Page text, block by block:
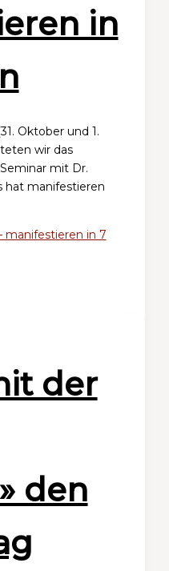
in
Oktober und 1.
wir das
mit Dr.
hat manifestieren
manifestieren in 7
der
den